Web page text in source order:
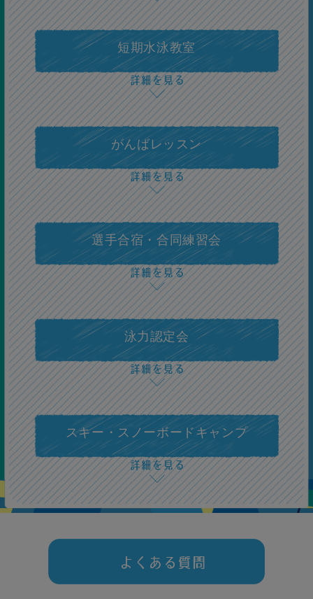
クロール50ｍ
7級
背泳ぎ50ｍ
6級
平泳ぎ50ｍ
5級
バタフライ50ｍ
4級
100m個人メドレー（フォー
ム・ターン・体力）
上級
3級
25ｍタイム測定（クロールま
たは背泳ぎ）
はバタフライ）
短期水泳教室
がんばレッスン
選手合宿・合同練習会
泳力認定会
スキー・スノーボードキャンプ